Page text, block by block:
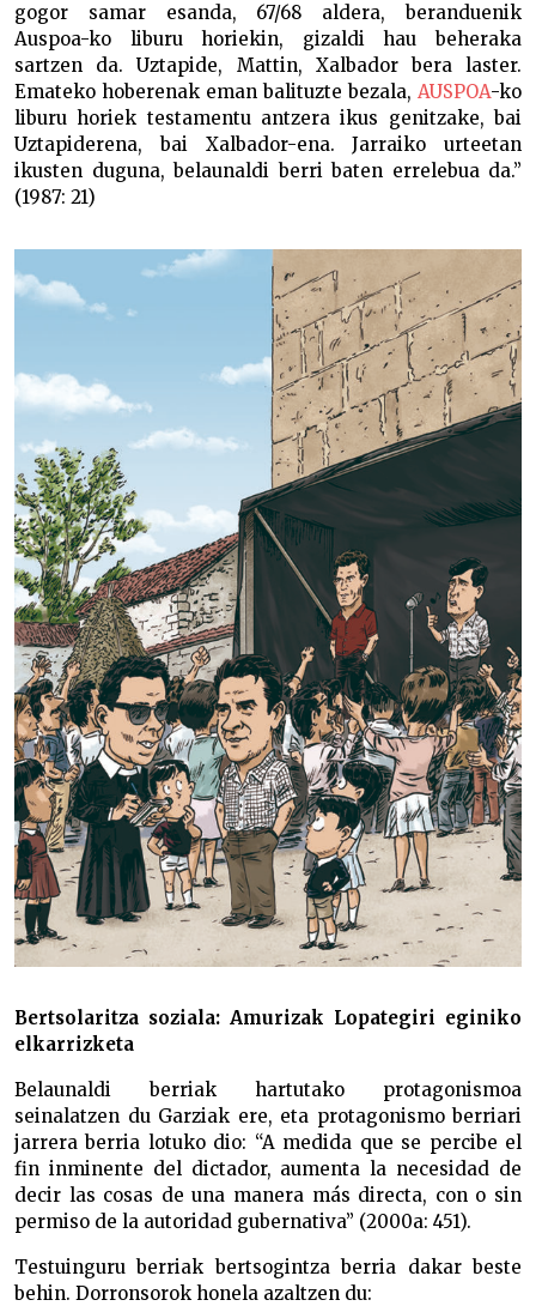
gogor samar esanda, 67/68 aldera, beranduenik
Auspoa-ko liburu horiekin, gizaldi hau beheraka
sartzen da. Uztapide, Mattin, Xalbador bera laster.
Emateko hoberenak eman balituzte bezala, AUSPOA-ko
liburu horiek testamentu antzera ikus genitzake, bai
Uztapiderena, bai Xalbador-ena. Jarraiko urteetan
ikusten duguna, belaunaldi berri baten errelebua da.”
(1987: 21)
Bertsolaritza soziala: Amurizak Lopategiri eginiko
elkarrizketa
Belaunaldi berriak hartutako protagonismoa
seinalatzen du Garziak ere, eta protagonismo berriari
jarrera berria lotuko dio: “A medida que se percibe el
fin inminente del dictador, aumenta la necesidad de
decir las cosas de una manera más directa, con o sin
permiso de la autoridad gubernativa” (2000a: 451).
Testuinguru berriak bertsogintza berria dakar beste
behin. Dorronsorok honela azaltzen du: